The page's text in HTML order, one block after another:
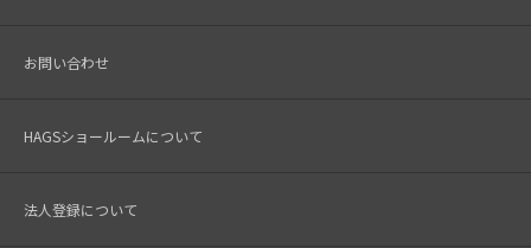
お問い合わせ
HAGSショールームについて
法人登録について